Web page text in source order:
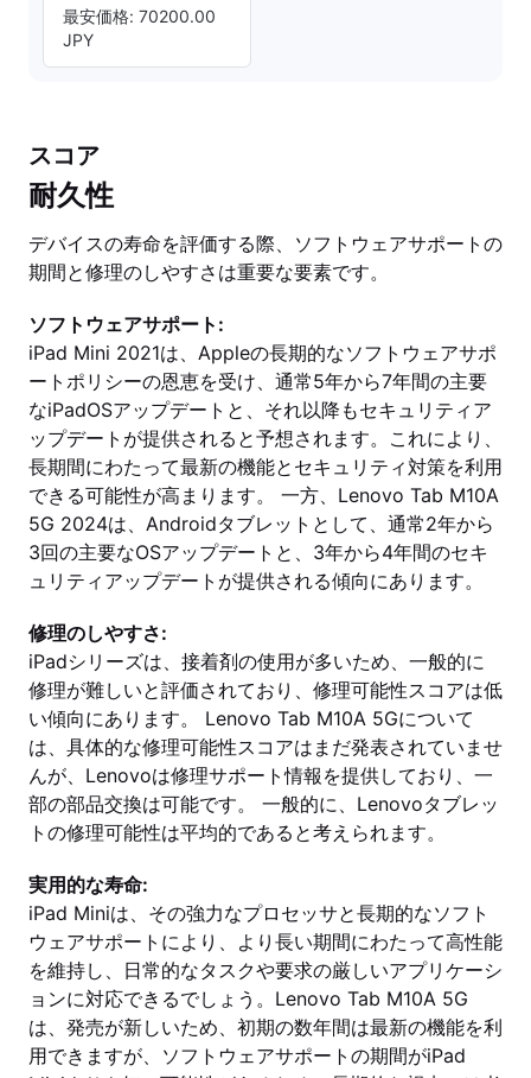
最安価格: 70200.00
JPY
スコア
耐久性
デバイスの寿命を評価する際、ソフトウェアサポートの
期間と修理のしやすさは重要な要素です。
ソフトウェアサポート:
iPad Mini 2021は、Appleの長期的なソフトウェアサポ
ートポリシーの恩恵を受け、通常5年から7年間の主要
なiPadOSアップデートと、それ以降もセキュリティア
ップデートが提供されると予想されます。これにより、
長期間にわたって最新の機能とセキュリティ対策を利用
できる可能性が高まります。 一方、Lenovo Tab M10A
5G 2024は、Androidタブレットとして、通常2年から
3回の主要なOSアップデートと、3年から4年間のセキ
ュリティアップデートが提供される傾向にあります。
修理のしやすさ:
iPadシリーズは、接着剤の使用が多いため、一般的に
修理が難しいと評価されており、修理可能性スコアは低
い傾向にあります。 Lenovo Tab M10A 5Gについて
は、具体的な修理可能性スコアはまだ発表されていませ
んが、Lenovoは修理サポート情報を提供しており、一
部の部品交換は可能です。 一般的に、Lenovoタブレッ
トの修理可能性は平均的であると考えられます。
実用的な寿命:
iPad Miniは、その強力なプロセッサと長期的なソフト
ウェアサポートにより、より長い期間にわたって高性能
を維持し、日常的なタスクや要求の厳しいアプリケーシ
ョンに対応できるでしょう。Lenovo Tab M10A 5G
は、発売が新しいため、初期の数年間は最新の機能を利
用できますが、ソフトウェアサポートの期間がiPad